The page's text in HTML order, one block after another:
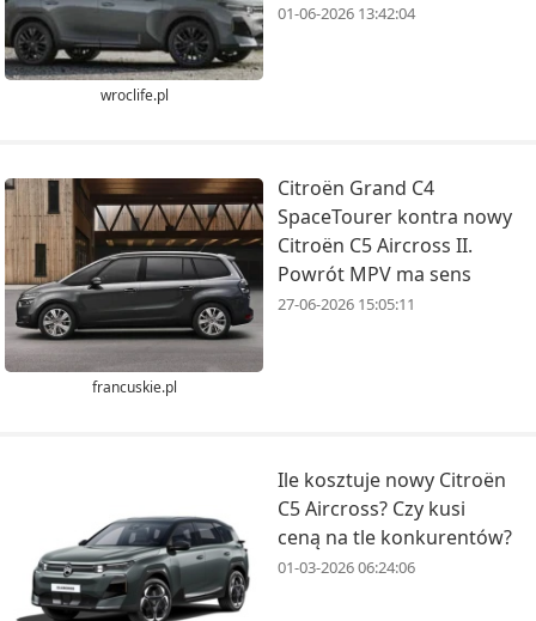
wroclife.pl
01-06-2026 13:42:04
francuskie.pl
Citroën Grand C4
SpaceTourer kontra nowy
Citroën C5 Aircross II.
Powrót MPV ma sens
27-06-2026 15:05:11
Ile kosztuje nowy Citroën
C5 Aircross? Czy kusi
ceną na tle konkurentów?
01-03-2026 06:24:06